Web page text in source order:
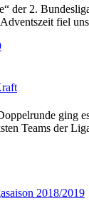
der 2.
fiel
ging
Teams der
2018/2019